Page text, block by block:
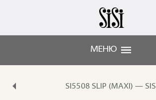
МЕНЮ
SI5508 SLIP (MAXI) — SISI